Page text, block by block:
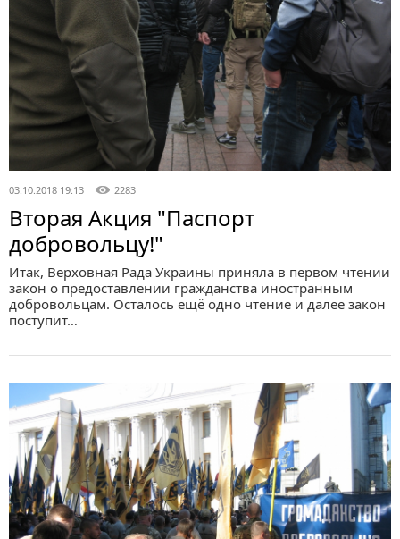
03.10.2018 19:13 2283
Вторая Акция "Паспорт
добровольцу!"
Итак, Верховная Рада Украины приняла в первом чтении
закон о предоставлении гражданства иностранным
добровольцам. Осталось ещё одно чтение и далее закон
поступит…